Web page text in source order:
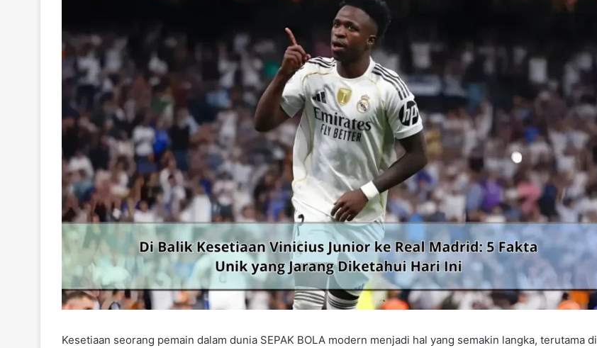
Kesetiaan seorang pemain dalam dunia SEPAK BOLA modern menjadi hal yang semakin langka, terutama di